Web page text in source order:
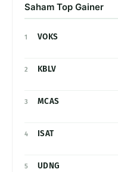
Saham Top Gainer
1 VOKS
2 KBLV
3 MCAS
4 ISAT
5 UDNG